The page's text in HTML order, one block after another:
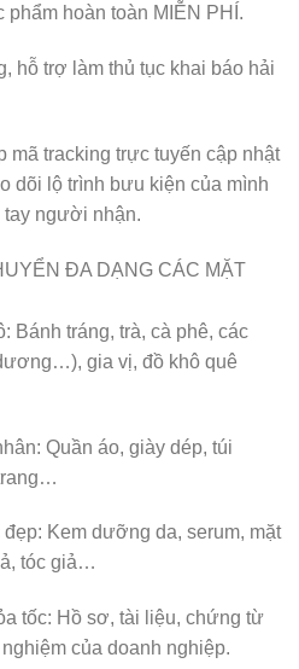
phẩm hoàn toàn MIỄN PHÍ.
hỗ trợ làm thủ tục khai báo hải
mã tracking trực tuyến cập nhật
dõi lộ trình bưu kiện của mình
người nhận.
ĐA DẠNG CÁC MẶT
Bánh tráng, trà, cà phê, các
gia vị, đồ khô quê
Quần áo, giày dép, túi
Kem dưỡng da, serum, mặt
tóc giả…
tốc: Hồ sơ, tài liệu, chứng từ
của doanh nghiệp.